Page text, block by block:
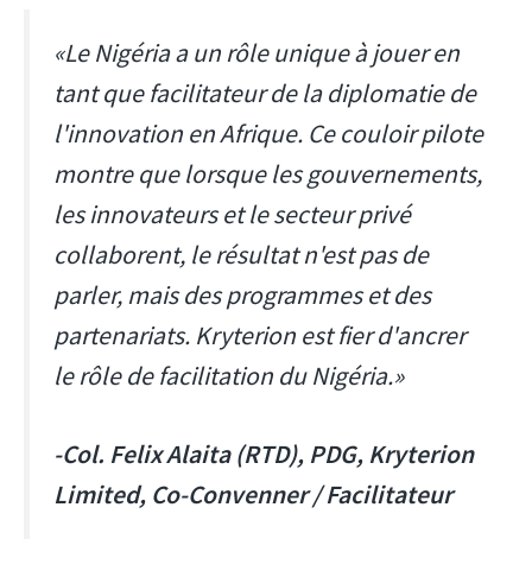
«Le Nigéria a un rôle unique à jouer en
tant que facilitateur de la diplomatie de
l'innovation en Afrique. Ce couloir pilote
montre que lorsque les gouvernements,
les innovateurs et le secteur privé
collaborent, le résultat n'est pas de
parler, mais des programmes et des
partenariats. Kryterion est fier d'ancrer
le rôle de facilitation du Nigéria.»
-Col. Felix Alaita (RTD), PDG, Kryterion
Limited, Co-Convenner / Facilitateur